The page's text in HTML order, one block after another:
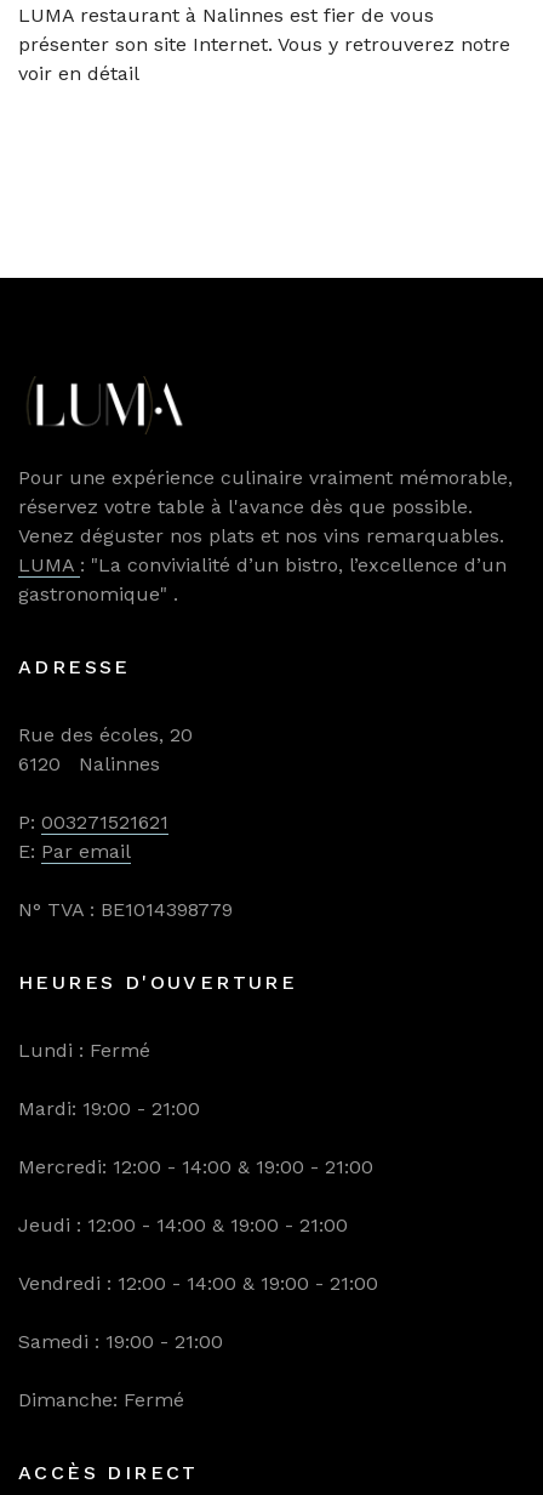
LUMA restaurant à Nalinnes est fier de vous
présenter son site Internet. Vous y retrouverez notre
voir en détail
Pour une expérience culinaire vraiment mémorable,
réservez votre table à l'avance dès que possible.
Venez déguster nos plats et nos vins remarquables.
LUMA : "La convivialité d’un bistro, l’excellence d’un
gastronomique" .
ADRESSE
Rue des écoles, 20
6120 Nalinnes
P: 003271521621
E: Par email
N° TVA : BE1014398779
HEURES D'OUVERTURE
Lundi : Fermé
Mardi: 19:00 - 21:00
Mercredi: 12:00 - 14:00 & 19:00 - 21:00
Jeudi : 12:00 - 14:00 & 19:00 - 21:00
Vendredi : 12:00 - 14:00 & 19:00 - 21:00
Samedi : 19:00 - 21:00
Dimanche: Fermé
ACCÈS DIRECT